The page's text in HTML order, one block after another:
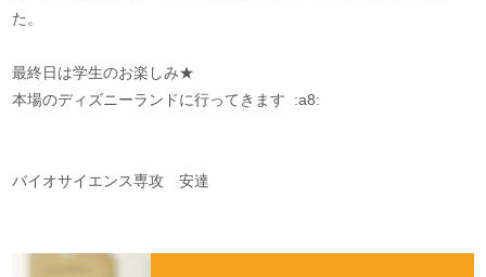
た。
最終日は学生のお楽しみ★
本場のディズニーランドに行ってきます :a8:
バイオサイエンス専攻 安達